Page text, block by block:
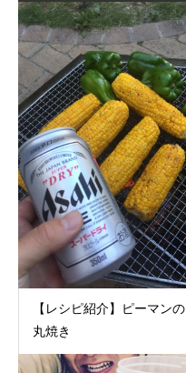
【レシピ紹介】ピーマンの
丸焼き